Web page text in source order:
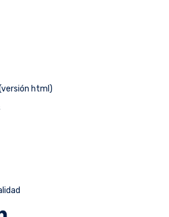
html)